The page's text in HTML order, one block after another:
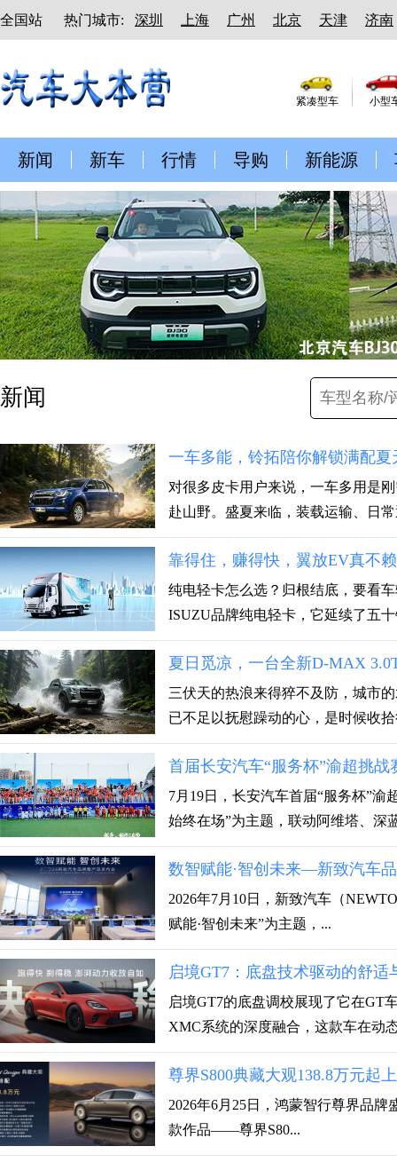
全国站 热门城市: 深圳 上海 广州 北京 天津 济南
紧凑型车 小型
新闻 新车 行情 导购 新能源
新闻
一车多能，铃拓陪你解锁满配夏
对很多皮卡用户来说，一车多用是
赴山野。盛夏来临，装载运输、日
靠得住，赚得快，翼放EV真不赖
纯电轻卡怎么选？归根结底，要看
ISUZU品牌纯电轻卡，它延续了五
夏日觅凉，一台全新D-MAX
三伏天的热浪来得猝不及防，城市
已不足以抚慰躁动的心，是时候收
首届长安汽车“服务杯”渝超挑战
7月19日，长安汽车首届“服务杯”
始终在场”为主题，联动阿维塔、深
数智赋能·智创未来—新致汽车
2026年7月10日，新致汽车（
赋能·智创未来”为主题，...
启境GT7：底盘技术驱动的舒适
启境GT7的底盘调校展现了它在GT
XMC系统的深度融合，这款车在动
尊界S800典藏大观138.8万元起
2026年6月25日，鸿蒙智行尊界品牌
款作品——尊界S80...